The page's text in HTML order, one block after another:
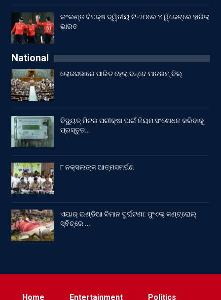
ଇଂଲଣ୍ଡ ବିପକ୍ଷ ଦ୍ୱିତୀୟ ଟି-୨୦ରେ ୪ ୱିକେଟ୍‌ରେ ହାରିଲା
ଭାରତ
National
ଲୋକସଭାରେ ପାରିତ ହେଲା ବନ୍ଦେ ମାତରମ୍‌ ବିଲ୍‌
ବିଦ୍ୟୁତ୍ ମିଟର ପରୀକ୍ଷା ପାଇଁ ନିୟମ ସଂଶୋଧନ କରିବାକୁ
ପ୍ରସ୍ତୁତ…
୮ ନକ୍ସଲଙ୍କ ଆତ୍ମସମର୍ପଣ
ଏୟାର୍ ଇଣ୍ଡିଆ ବିମାନ ଦୁର୍ଘଟଣା: ଫୁଏଲ୍‌ କଣ୍ଟ୍ରୋଲ୍‌
ସ୍ବିଚ୍‌ରେ …
Home Entertainment Politics